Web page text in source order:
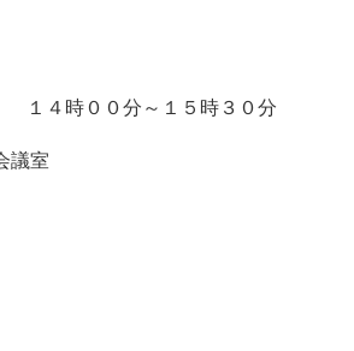
１４時００分～１５時３０分
議室